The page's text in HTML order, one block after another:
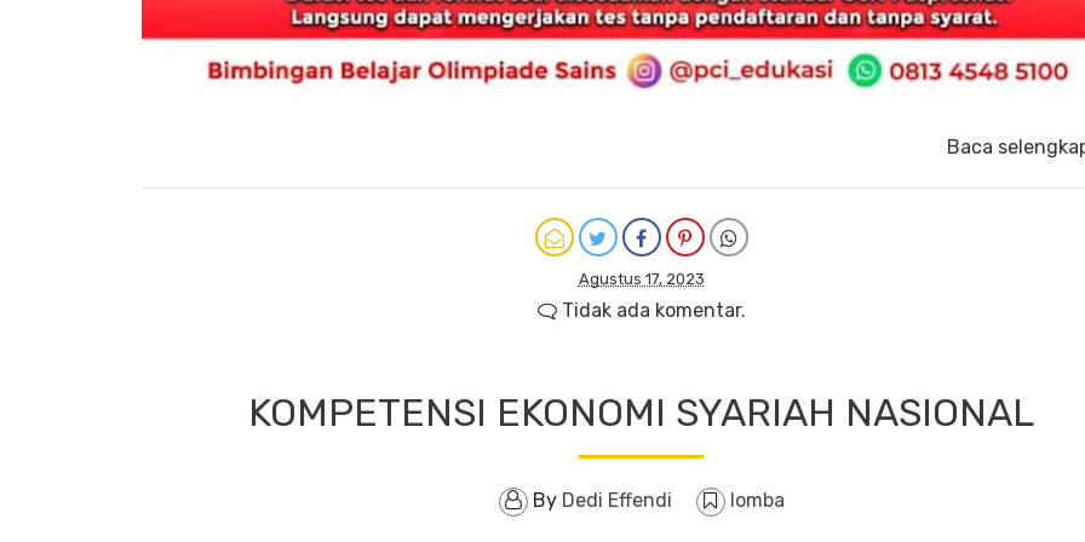
Baca
Agustus 17, 2023
Tidak ada komentar.
KOMPETENSI EKONOMI SYARIAH NASIONAL
By Dedi Effendi lomba